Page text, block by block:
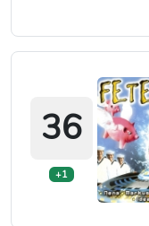
36
+1